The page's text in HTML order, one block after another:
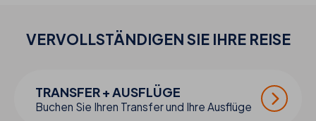
VERVOLLSTÄNDIGEN SIE IHRE REISE
TRANSFER + AUSFLÜGE
Buchen Sie Ihren Transfer und Ihre Ausflüge